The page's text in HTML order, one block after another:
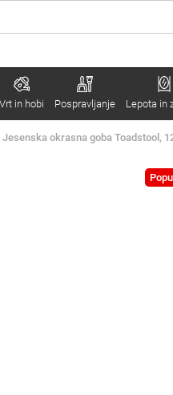
Vrt in hobi Pospravljanje Lepota in
Jesenska okrasna goba Toadstool,